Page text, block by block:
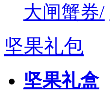
大闸蟹券/
坚果礼包
坚果礼盒